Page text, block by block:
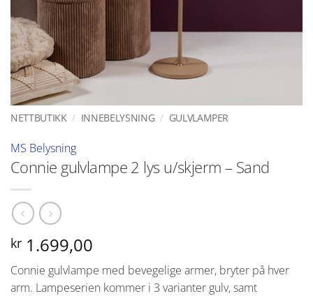
NETTBUTIKK / INNEBELYSNING / GULVLAMPER
MS Belysning
Connie gulvlampe 2 lys u/skjerm – Sand
kr 1.699,00
Connie gulvlampe med bevegelige armer, bryter på hver
arm. Lampeserien kommer i 3 varianter gulv, samt